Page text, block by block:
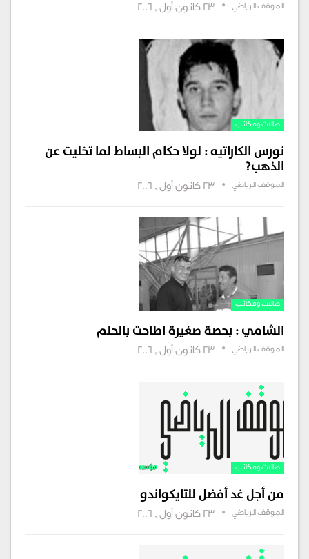
الموقف الرياضي 23 كانون أول , 2006
صالات ومكاتب‏‏
نورس الكاراتيه : لولا حكام البساط لما تخليت عن
الذهب?
الموقف الرياضي 23 كانون أول , 2006
صالات ومكاتب‏‏
الشامي : بحصة صغيرة اطاحت بالحلم
الموقف الرياضي 23 كانون أول , 2006
صالات ومكاتب‏‏
من أجل غد أفضل للتايكواندو
الموقف الرياضي 23 كانون أول , 2006